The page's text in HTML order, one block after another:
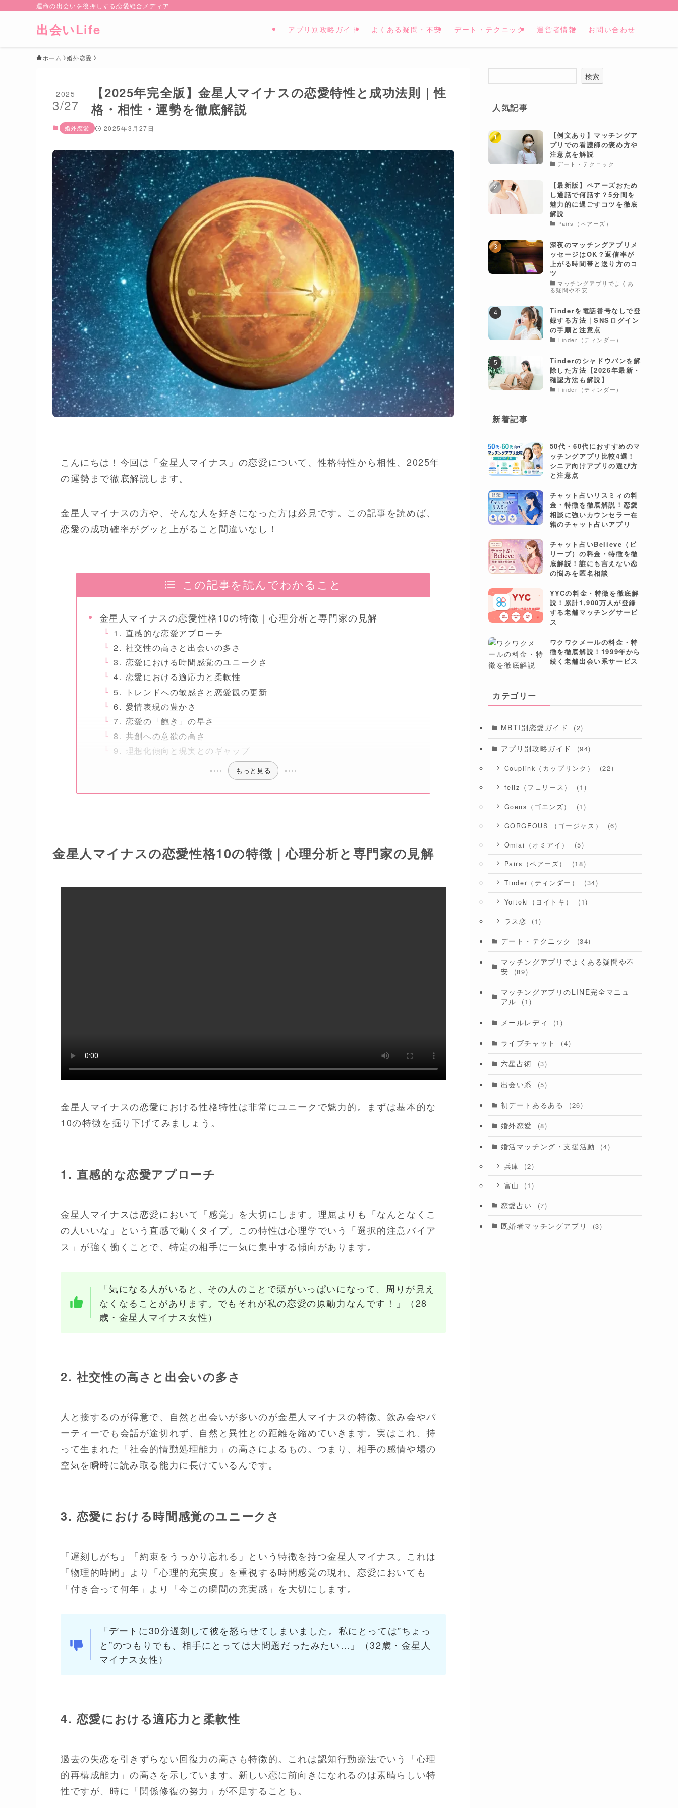
運命の出会いを後押しする恋愛総合メディア
出会いLife アプリ別攻略ガイド よくある疑問・不安 デート・テクニック 運営者情報 お問い合わせ
ホーム 婚外恋愛
【2025年完全版】金星人マイナスの恋愛特性と成功法則｜性
格・相性・運勢を徹底解説
2025
3/27
婚外恋愛 2025年3月27日
こんにちは！今回は「金星人マイナス」の恋愛について、性格特性から相性、2025年
の運勢まで徹底解説します。
金星人マイナスの方や、そんな人を好きになった方は必見です。この記事を読めば、
恋愛の成功確率がグッと上がること間違いなし！
この記事を読んでわかること
金星人マイナスの恋愛性格10の特徴｜心理分析と専門家の見解
1. 直感的な恋愛アプローチ
2. 社交性の高さと出会いの多さ
3. 恋愛における時間感覚のユニークさ
4. 恋愛における適応力と柔軟性
5. トレンドへの敏感さと恋愛観の更新
6. 愛情表現の豊かさ
7. 恋愛の「飽き」の早さ
8. 共創への意欲の高さ
9. 理想化傾向と現実とのギャップ
もっと見る
金星人マイナスの恋愛性格10の特徴｜心理分析と専門家の見解
金星人マイナスの恋愛における性格特性は非常にユニークで魅力的。まずは基本的な
10の特徴を掘り下げてみましょう。
1. 直感的な恋愛アプローチ
金星人マイナスは恋愛において「感覚」を大切にします。理屈よりも「なんとなくこ
の人いいな」という直感で動くタイプ。この特性は心理学でいう「選択的注意バイア
ス」が強く働くことで、特定の相手に一気に集中する傾向があります。
「気になる人がいると、その人のことで頭がいっぱいになって、周りが見え
なくなることがあります。でもそれが私の恋愛の原動力なんです！」（28
歳・金星人マイナス女性）
2. 社交性の高さと出会いの多さ
人と接するのが得意で、自然と出会いが多いのが金星人マイナスの特徴。飲み会やパ
ーティーでも会話が途切れず、自然と異性との距離を縮めていきます。実はこれ、持
って生まれた「社会的情動処理能力」の高さによるもの。つまり、相手の感情や場の
空気を瞬時に読み取る能力に長けているんです。
3. 恋愛における時間感覚のユニークさ
「遅刻しがち」「約束をうっかり忘れる」という特徴を持つ金星人マイナス。これは
「物理的時間」より「心理的充実度」を重視する時間感覚の現れ。恋愛においても
「付き合って何年」より「今この瞬間の充実感」を大切にします。
「デートに30分遅刻して彼を怒らせてしまいました。私にとっては”ちょっ
と”のつもりでも、相手にとっては大問題だったみたい…」（32歳・金星人
マイナス女性）
4. 恋愛における適応力と柔軟性
過去の失恋を引きずらない回復力の高さも特徴的。これは認知行動療法でいう「心理
的再構成能力」の高さを示しています。新しい恋に前向きになれるのは素晴らしい特
性ですが、時に「関係修復の努力」が不足することも。
検索
人気記事
【例文あり】マッチングア
プリでの看護師の褒め方や
注意点を解説
デート・テクニック
【最新版】ペアーズおため
し通話で何話す？5分間を
魅力的に過ごすコツを徹底
解説
Pairs（ペアーズ）
深夜のマッチングアプリメ
ッセージはOK？返信率が
上がる時間帯と送り方のコ
ツ
マッチングアプリでよくあ
る疑問や不安
Tinderを電話番号なしで登
録する方法｜SNSログイン
の手順と注意点
Tinder（ティンダー）
Tinderのシャドウバンを解
除した方法【2026年最新・
確認方法も解説】
Tinder（ティンダー）
新着記事
50代・60代におすすめのマ
ッチングアプリ比較4選！
シニア向けアプリの選び方
と注意点
チャット占いリスミィの料
金・特徴を徹底解説！恋愛
相談に強いカウンセラー在
籍のチャット占いアプリ
チャット占いBelieve（ビ
リーブ）の料金・特徴を徹
底解説！誰にも言えない恋
の悩みを匿名相談
YYCの料金・特徴を徹底解
説！累計1,900万人が登録
する老舗マッチングサービ
ス
ワクワクメールの料金・特
徴を徹底解説！1999年から
続く老舗出会い系サービス
カテゴリー
MBTI別恋愛ガイド (2)
アプリ別攻略ガイド (94)
Couplink（カップリンク） (22)
feliz（フェリース） (1)
Goens（ゴエンズ） (1)
GORGEOUS （ゴージャス） (6)
Omiai（オミアイ） (5)
Pairs（ペアーズ） (18)
Tinder（ティンダー） (34)
Yoitoki（ヨイトキ） (1)
ラス恋 (1)
デート・テクニック (34)
マッチングアプリでよくある疑問や不
安
(89)
マッチングアプリのLINE完全マニュ
アル
(1)
メールレディ (1)
ライブチャット (4)
六星占術 (3)
出会い系 (5)
初デートあるある (26)
婚外恋愛 (8)
婚活マッチング・支援活動 (4)
兵庫 (2)
富山 (1)
恋愛占い (7)
既婚者マッチングアプリ (3)